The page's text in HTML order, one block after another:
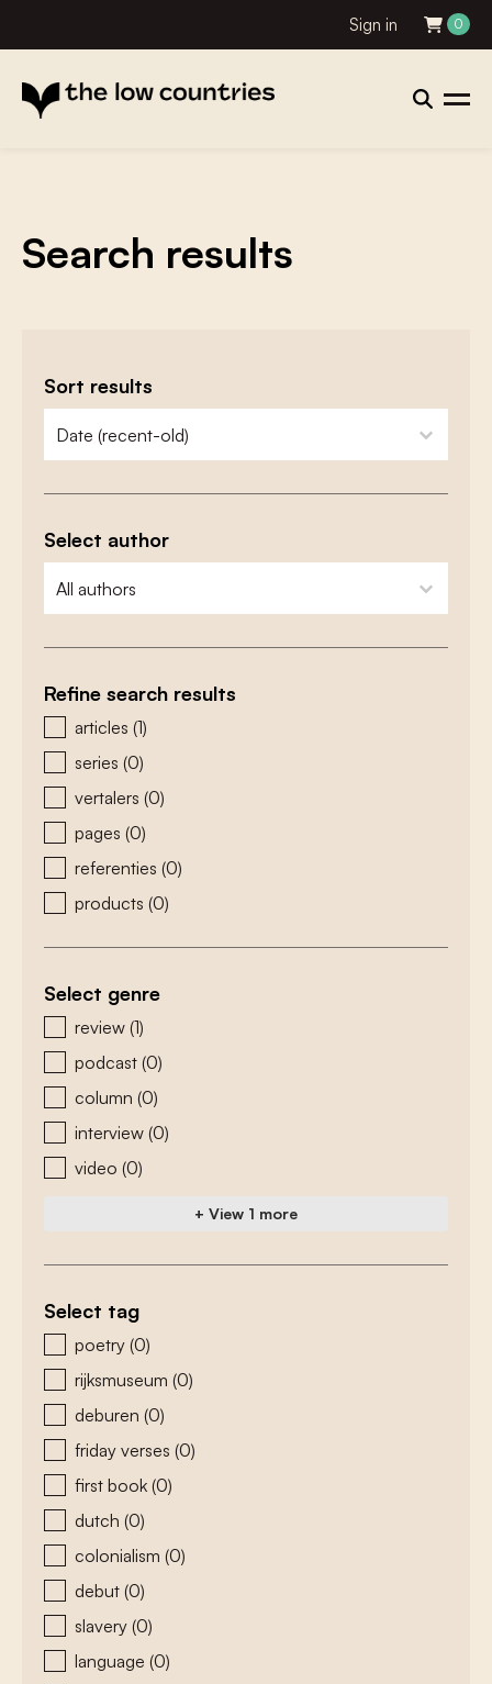
Sign in 0
Search results
Sort results
zoeken - sorteer
sort content
Select author
zoeken - auteurs
select content
Refine search results
zoeken - type
articles (1)
series (0)
vertalers (0)
pages (0)
referenties (0)
products (0)
Select genre
zoeken - genre
review (1)
podcast (0)
column (0)
interview (0)
video (0)
+ View 1 more
Select tag
zoeken - tags
poetry (0)
rijksmuseum (0)
deburen (0)
friday verses (0)
first book (0)
dutch (0)
colonialism (0)
debut (0)
slavery (0)
language (0)